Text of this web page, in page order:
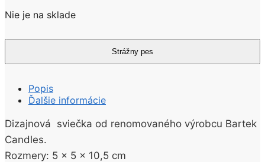
Nie je na sklade
Popis
Ďalšie informácie
Dizajnová sviečka od renomovaného výrobcu Bartek
Candles.
Rozmery: 5 x 5 x 10,5 cm